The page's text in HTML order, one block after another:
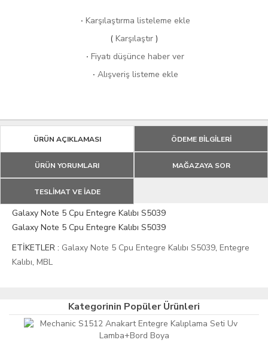
· Karşılaştırma listeleme ekle
( Karşılaştır )
· Fiyatı düşünce haber ver
· Alışveriş listeme ekle
ÜRÜN AÇIKLAMASI ÖDEME BİLGİLERİ
ÜRÜN YORUMLARI MAĞAZAYA SOR
TESLİMAT VE İADE
Galaxy Note 5 Cpu Entegre Kalıbı S5039
Galaxy Note 5 Cpu Entegre Kalıbı S5039
ETİKETLER : Galaxy Note 5 Cpu Entegre Kalıbı S5039, Entegre
Kalıbı, MBL
Kategorinin Popüler Ürünleri